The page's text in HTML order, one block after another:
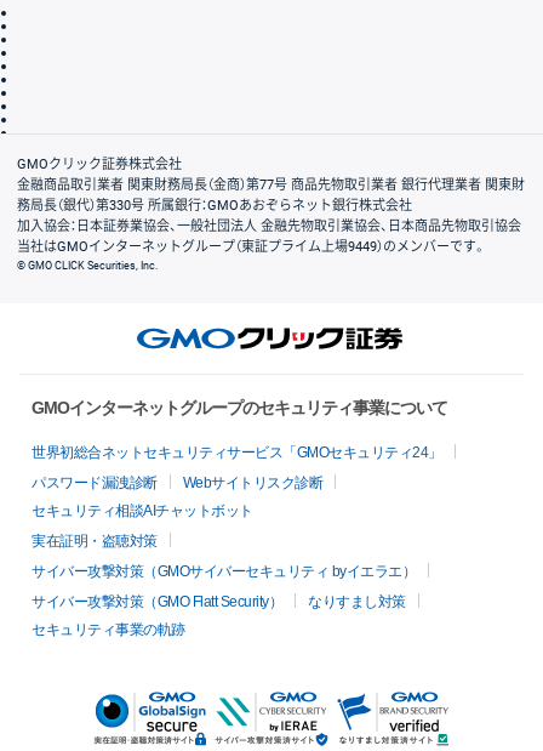
会社案内
GMOクリック証券株式会社
金融商品取引業者 関東財務局長（金商）第77号 商品先物取引業者 銀行代理業者 関東財
務局長（銀代）第330号 所属銀行：GMOあおぞらネット銀行株式会社
加入協会：日本証券業協会、一般社団法人 金融先物取引業協会、日本商品先物取引協会
当社はGMOインターネットグループ（東証プライム上場9449）のメンバーです。
© GMO CLICK Securities, Inc.
GMOインターネットグループのセキュリティ事業について
世界初総合ネットセキュリティサービス「GMOセキュリティ24」
パスワード漏洩診断
Webサイトリスク診断
セキュリティ相談AIチャットボット
実在証明・盗聴対策
サイバー攻撃対策（GMOサイバーセキュリティ byイエラエ）
サイバー攻撃対策（GMO Flatt Security）
なりすまし対策
セキュリティ事業の軌跡